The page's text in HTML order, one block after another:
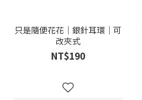
只是隨便花花｜銀針耳環｜可
改夾式
NT$190